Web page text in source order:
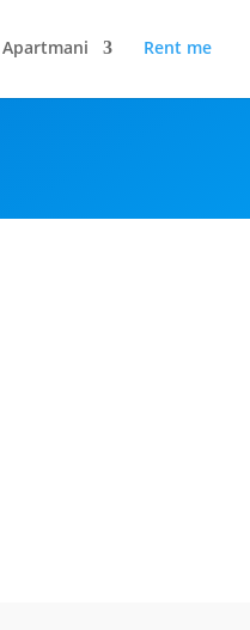
Apartmani Rent me